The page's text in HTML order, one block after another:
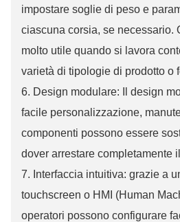
impostare soglie di peso e
ciascuna corsia, se necessario.
molto utile quando si lavora
varietà di tipologie di prodotto o
6. Design modulare: Il design
facile personalizzazione,
componenti possono essere
dover arrestare completamente
7. Interfaccia intuitiva: grazie a
touchscreen o HMI (Human
operatori possono configurare